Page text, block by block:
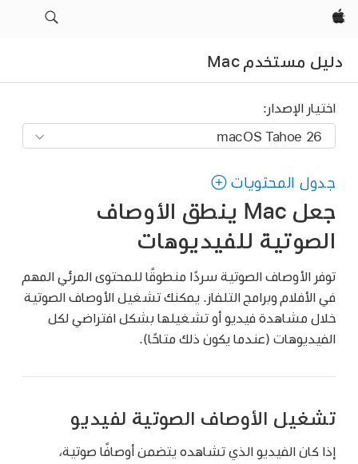
Apple‏
دليل مستخدم Mac
اختيار الإصدار:
جدول المحتويات
جعل Mac ينطق الأوصاف
الصوتية للفيديوهات
توفر الأوصاف الصوتية سردًا منطوقًا للمحتوى المرئي المهم
في الأفلام وبرامج التلفاز. يمكنك تشغيل الأوصاف الصوتية
خلال مشاهدة فيديو أو تشغيلها بشكل افتراضي لكل
الفيديوهات (عندما يكون ذلك متاحًا).
تشغيل الأوصاف الصوتية لفيديو
إذا كان الفيديو الذي تشاهده يتضمن أوصافًا صوتية،